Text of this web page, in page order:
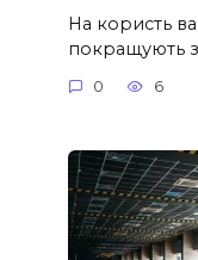
На користь
покращують
0 6